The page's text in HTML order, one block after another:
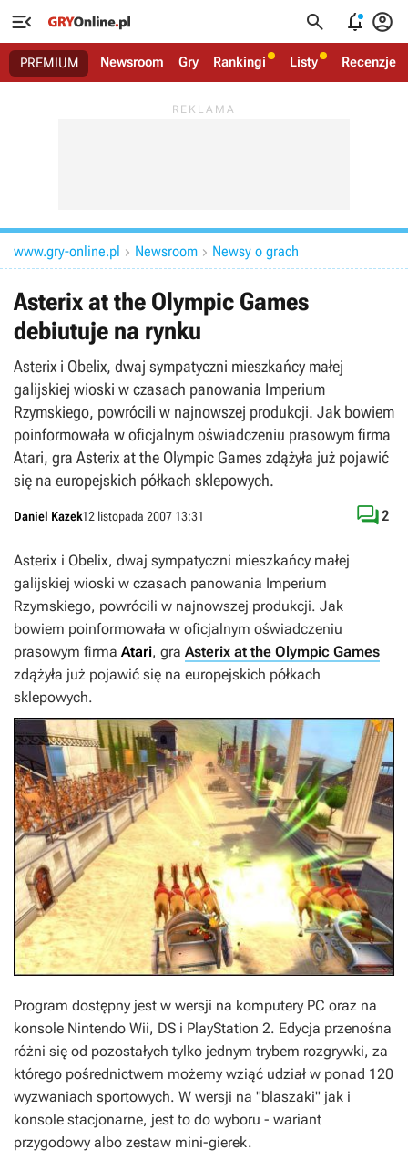
   
PREMIUM Newsroom Gry Rankingi Listy Recenzje
www.gry-online.pl  Newsroom  Newsy o grach
Asterix at the Olympic Games
debiutuje na rynku
Asterix i Obelix, dwaj sympatyczni mieszkańcy małej
galijskiej wioski w czasach panowania Imperium
Rzymskiego, powrócili w najnowszej produkcji. Jak bowiem
poinformowała w oficjalnym oświadczeniu prasowym firma
Atari, gra Asterix at the Olympic Games zdążyła już pojawić
się na europejskich półkach sklepowych.
Daniel Kazek12 listopada 2007 13:31 2
Asterix i Obelix, dwaj sympatyczni mieszkańcy małej
galijskiej wioski w czasach panowania Imperium
Rzymskiego, powrócili w najnowszej produkcji. Jak
bowiem poinformowała w oficjalnym oświadczeniu
prasowym firma Atari, gra Asterix at the Olympic Games
zdążyła już pojawić się na europejskich półkach
sklepowych.
Program dostępny jest w wersji na komputery PC oraz na
konsole Nintendo Wii, DS i PlayStation 2. Edycja przenośna
różni się od pozostałych tylko jednym trybem rozgrywki, za
którego pośrednictwem możemy wziąć udział w ponad 120
wyzwaniach sportowych. W wersji na "blaszaki" jak i
konsole stacjonarne, jest to do wyboru - wariant
przygodowy albo zestaw mini-gierek.